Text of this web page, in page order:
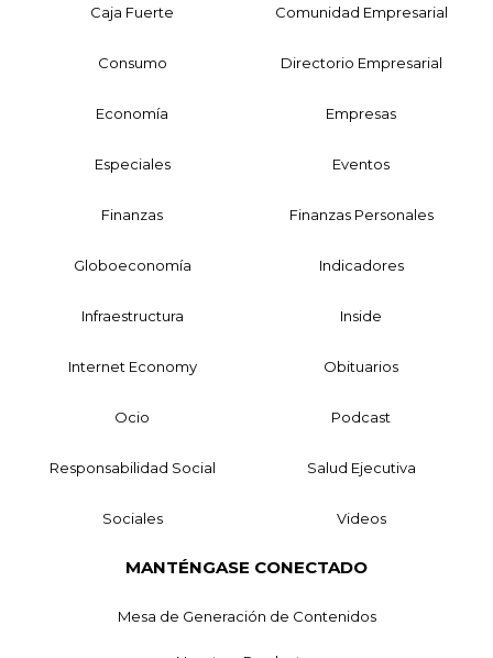
Caja Fuerte Comunidad Empresarial
Consumo Directorio Empresarial
Economía Empresas
Especiales Eventos
Finanzas Finanzas Personales
Globoeconomía Indicadores
Infraestructura Inside
Internet Economy Obituarios
Ocio Podcast
Responsabilidad Social Salud Ejecutiva
Sociales Videos
MANTÉNGASE CONECTADO
Mesa de Generación de Contenidos